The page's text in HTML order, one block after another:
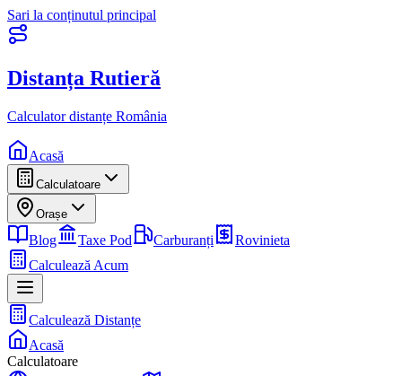
Sari la conținutul principal
Distanța Rutieră
Calculator distanțe România
Acasă
Calculatoare
Orașe
Blog Taxe Pod Carburanți
Rovinieta
Calculează Acum
Calculează Distanțe
Acasă
Calculatoare